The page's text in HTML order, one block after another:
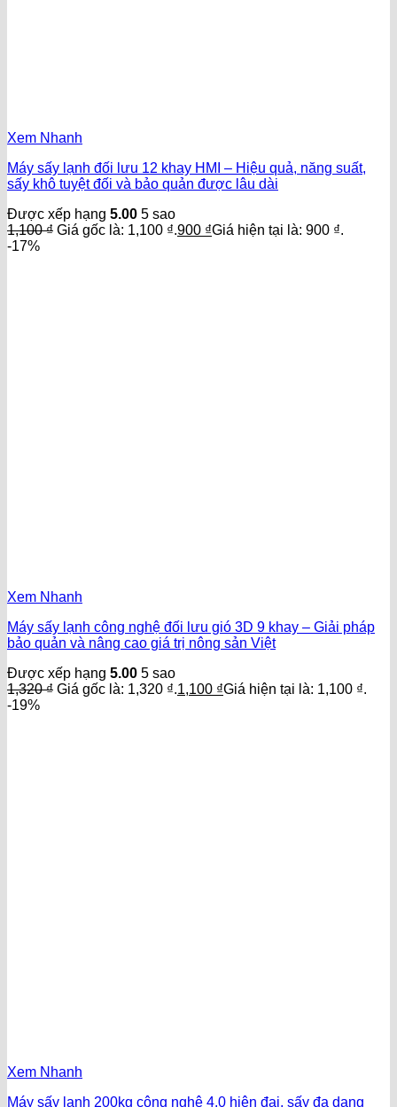
Xem Nhanh
Máy sấy lạnh đối lưu 12 khay HMI – Hiệu quả, năng suất,
sấy khô tuyệt đối và bảo quản được lâu dài
Được xếp hạng 5.00 5 sao
1,100₫ Giá gốc là: 1,100 ₫.900 ₫Giá hiện tại là: 900 ₫.
-17%
Xem Nhanh
Máy sấy lạnh công nghệ đối lưu gió 3D 9 khay – Giải pháp
bảo quản và nâng cao giá trị nông sản Việt
Được xếp hạng 5.00 5 sao
1,320₫ Giá gốc là: 1,320 ₫.1,100 ₫Giá hiện tại là: 1,100 ₫.
-19%
Xem Nhanh
Máy sấy lạnh 200kg công nghệ 4.0 hiện đại, sấy đa dạng